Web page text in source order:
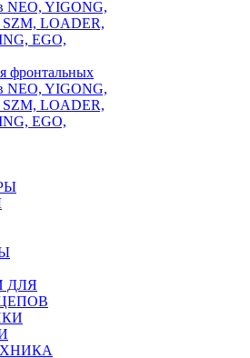
фронтальных
NEO, YIGONG,
LOADER,
EGO,
ДЛЯ